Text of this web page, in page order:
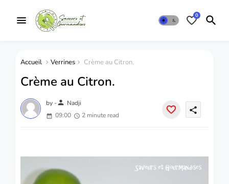
0
Accueil Verrines Crème au Citron.
Crème au Citron.
by -person Nadji
09:00
2 minute read
share